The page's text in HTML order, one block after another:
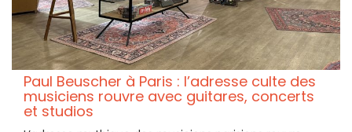
Paul Beuscher à Paris : l’adresse culte des
musiciens rouvre avec guitares, concerts
et studios